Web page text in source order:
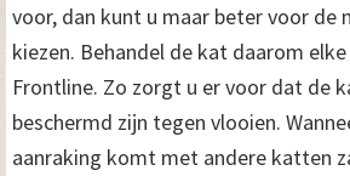
voor, dan kunt u maar beter voor de
kiezen. Behandel de kat daarom
Frontline. Zo zorgt u er voor dat de
beschermd zijn tegen vlooien.
aanraking komt met andere katten